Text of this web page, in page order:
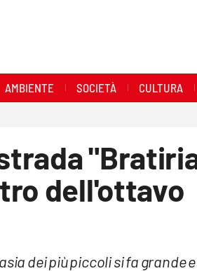
AMBIENTE SOCIETÀ CULTURA
dell'ottavo
dei più piccoli si fa grande